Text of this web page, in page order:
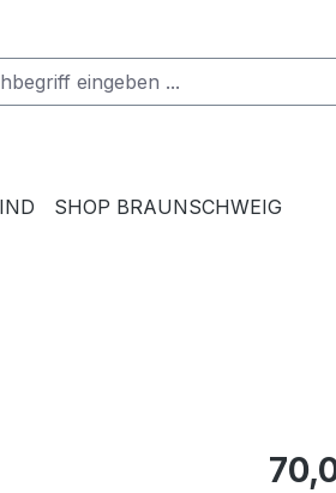
SHOP BRAUNSCHWEIG